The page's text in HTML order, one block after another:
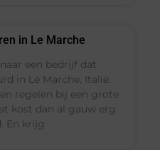
in Le Marche
een bedrijf dat
in Le Marche, Italië.
regelen bij een grote
kost dan al gauw erg
En krijg